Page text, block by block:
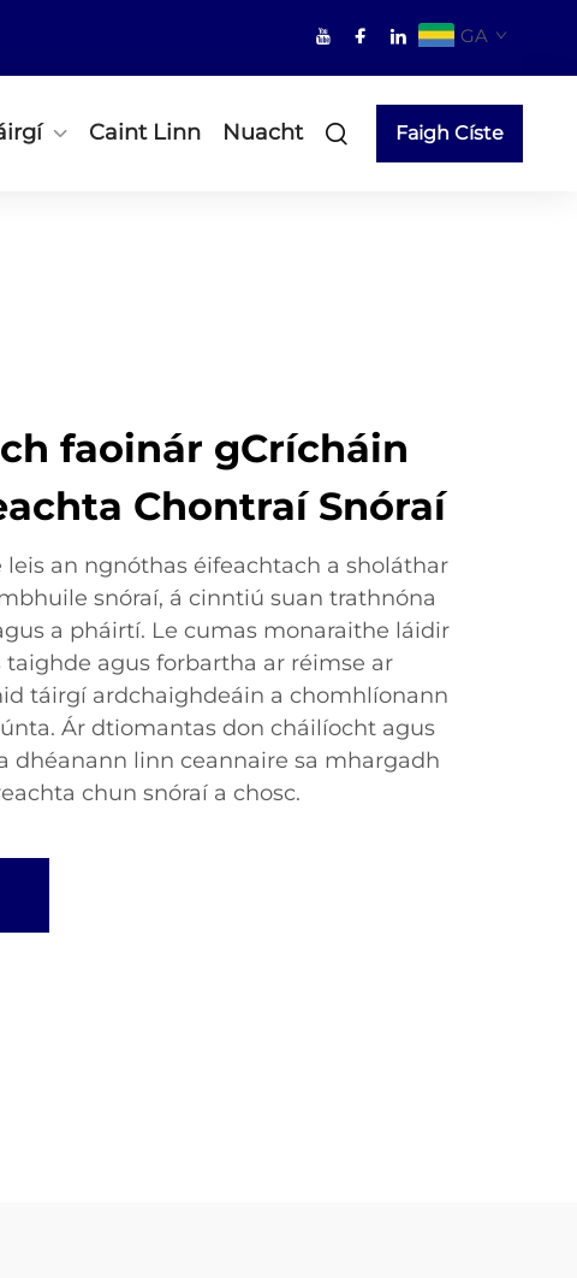
GA
Caint Linn Nuacht Faigh Císte
faoinár gCrícháin
Chontraí Snóraí
an ngnóthas éifeachtach a sholáthar
snóraí, á cinntiú suan trathnóna
a pháirtí. Le cumas monaraithe láidir
agus forbartha ar réimse ar
táirgí ardchaighdeáin a chomhlíonann
Ár dtiomantas don cháilíocht agus
dhéanann linn ceannaire sa mhargadh
chun snóraí a chosc.